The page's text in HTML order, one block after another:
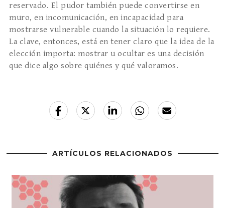
reservado. El pudor también puede convertirse en
muro, en incomunicación, en incapacidad para
mostrarse vulnerable cuando la situación lo requiere.
La clave, entonces, está en tener claro que la idea de la
elección importa: mostrar u ocultar es una decisión
que dice algo sobre quiénes y qué valoramos.
ARTÍCULOS RELACIONADOS